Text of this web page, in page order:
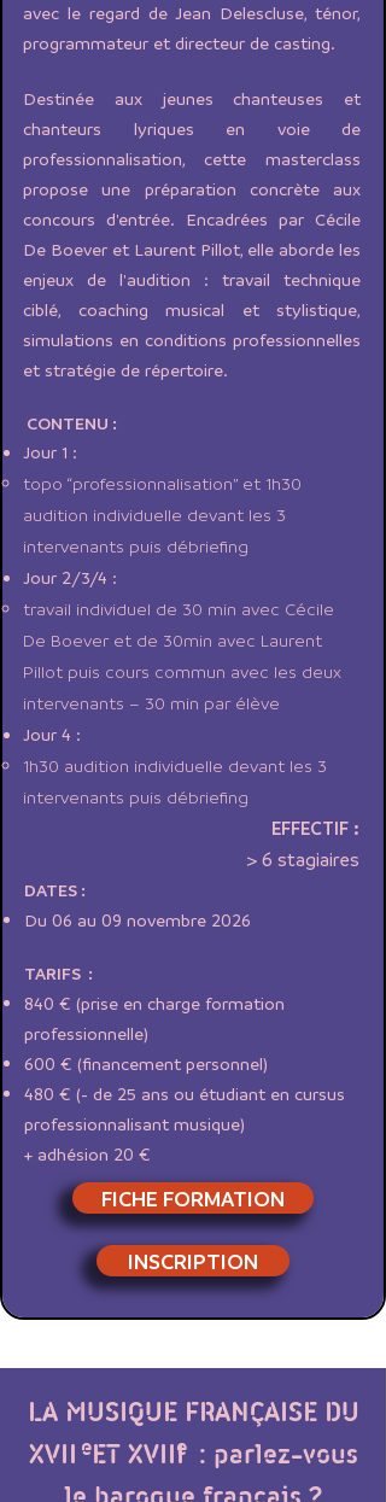
avec le regard de Jean Delescluse, ténor,
programmateur et directeur de casting.
Destinée aux jeunes chanteuses et
chanteurs lyriques en voie de
professionnalisation, cette masterclass
propose une préparation concrète aux
concours d'entrée. Encadrées par Cécile
De Boever et Laurent Pillot, elle aborde les
enjeux de l'audition : travail technique
ciblé, coaching musical et stylistique,
simulations en conditions professionnelles
et stratégie de répertoire.
CONTENU :
Jour 1 :
topo “professionnalisation” et 1h30
audition individuelle devant les 3
intervenants puis débriefing
Jour 2/3/4 :
travail individuel de 30 min avec Cécile
De Boever et de 30min avec Laurent
Pillot puis cours commun avec les deux
intervenants – 30 min par élève
Jour 4 :
1h30 audition individuelle devant les 3
intervenants puis débriefing
EFFECTIF :
> 6 stagiaires
DATES :
Du 06 au 09 novembre 2026
TARIFS :
840 € (prise en charge formation
professionnelle)
600 € (financement personnel)
480 € (- de 25 ans ou étudiant en cursus
professionnalisant musique)
+ adhésion 20 €
FICHE FORMATION
INSCRIPTION
LA MUSIQUE FRANÇAISE DU
XVII ET XVIII : parlez-vous
e e